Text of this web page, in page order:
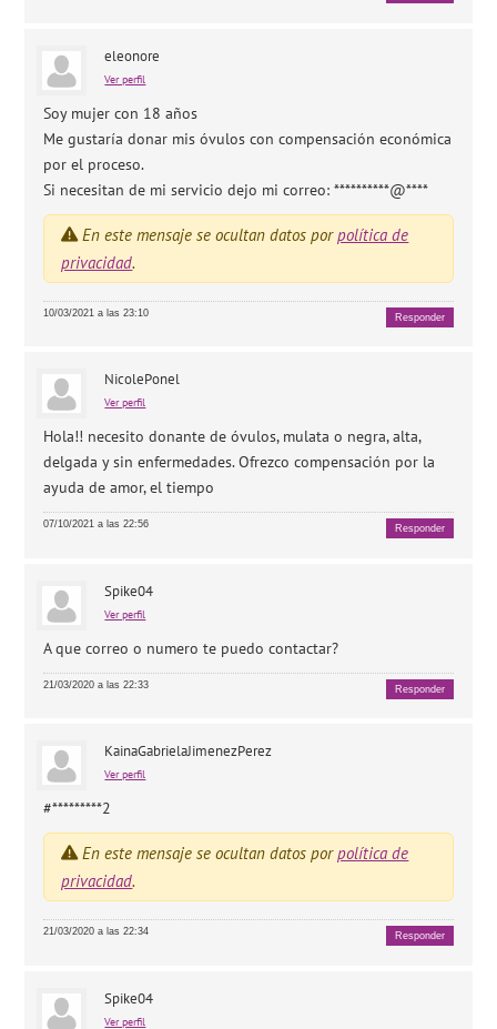
eleonore
Ver perfil
Soy mujer con 18 años
Me gustaría donar mis óvulos con compensación económica
por el proceso.
Si necesitan de mi servicio dejo mi correo: **********@****
En este mensaje se ocultan datos porpolítica de
privacidad.
10/03/2021 a las 23:10 Responder
NicolePonel
Ver perfil
Hola!! necesito donante de óvulos, mulata o negra, alta,
delgada y sin enfermedades. Ofrezco compensación por la
ayuda de amor, el tiempo
07/10/2021 a las 22:56 Responder
Spike04
Ver perfil
A que correo o numero te puedo contactar?
21/03/2020 a las 22:33 Responder
KainaGabrielaJimenezPerez
Ver perfil
#*********2
En este mensaje se ocultan datos porpolítica de
privacidad.
21/03/2020 a las 22:34 Responder
Spike04
Ver perfil